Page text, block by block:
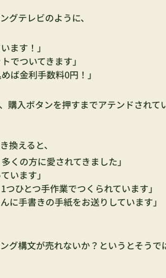
グテレビのように、
ます！」
でついてきます」
ば金利手数料0円！」
購入ボタンを押すまでアテンドされ
換えると、
くの方に愛されてきました」
います」
ひとつ手作業でつくられています」
に手書きの手紙をお送りしています」
グ構文が売れないか？というとそう